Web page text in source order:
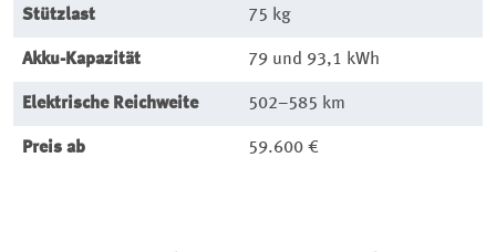
Stützlast 75 kg
Akku-Kapazität 79 und 93,1 kWh
Elektrische Reichweite 502–585 km
Preis ab 59.600 €